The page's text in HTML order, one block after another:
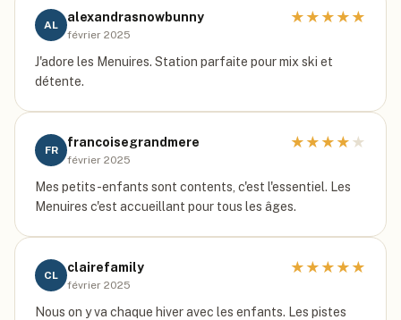
AL
alexandrasnowbunny
février 2025
★ ★ ★ ★ ★
J'adore les Menuires. Station parfaite pour mix ski et
détente.
FR
francoisegrandmere
février 2025
★ ★ ★ ★ ★
Mes petits-enfants sont contents, c'est l'essentiel. Les
Menuires c'est accueillant pour tous les âges.
CL
clairefamily
février 2025
★ ★ ★ ★ ★
Nous on y va chaque hiver avec les enfants. Les pistes